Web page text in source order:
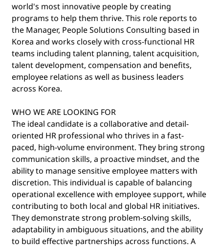
world's most innovative people by creating
programs to help them thrive. This role reports to
the Manager, People Solutions Consulting based in
Korea and works closely with cross-functional HR
teams including talent planning, talent acquisition,
talent development, compensation and benefits,
employee relations as well as business leaders
across Korea.
WHO WE ARE LOOKING FOR
The ideal candidate is a collaborative and detail-
oriented HR professional who thrives in a fast-
paced, high-volume environment. They bring strong
communication skills, a proactive mindset, and the
ability to manage sensitive employee matters with
discretion. This individual is capable of balancing
operational excellence with employee support, while
contributing to both local and global HR initiatives.
They demonstrate strong problem-solving skills,
adaptability in ambiguous situations, and the ability
to build effective partnerships across functions. A